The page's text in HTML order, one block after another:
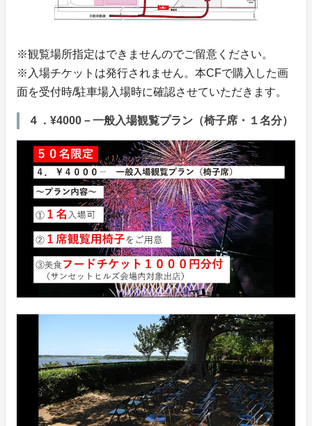
※観覧場所指定はできませんのでご留意ください。
※入場チケットは発行されません。本CFで購入した画
面を受付時/駐車場入場時に確認させていただきます。
４．¥4000－一般入場観覧プラン（椅子席・１名分）